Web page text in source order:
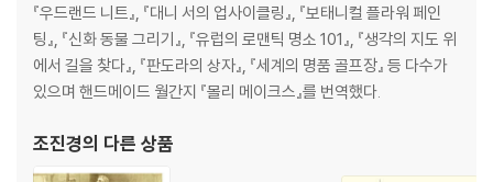
5. 클린으로 몸 속 독소를 깨끗이 씻어내라
모든 것은 대장에서 시작된다
- 장 속의 좋은 세균은 우리 몸의 국토안보부| 아군과 적군을 헷갈린 면역
두 번째 두뇌의 놀라운 비밀
- 목마르기 전에 우물을 파라
『우드랜드 니트』, 『대니 서의 업사이클링』, 『보태니컬 플라워 페인
팅』, 『신화 동물 그리기』, 『유럽의 로맨틱 명소 101』, 『생각의 지도 위
에서 길을 찾다』, 『판도라의 상자』, 『세계의 명품 골프장』 등 다수가
있으며 핸드메이드 월간지 『몰리 메이크스』를 번역했다.
조진경의 다른 상품